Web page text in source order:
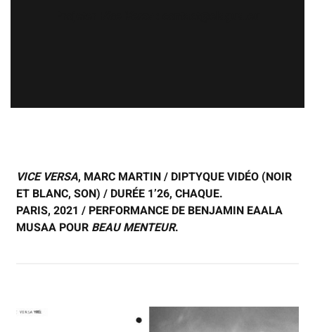
VICE VERSA, MARC MARTIN / DIPTYQUE VIDÉO (NOIR
ET BLANC, SON) / DURÉE 1’26, CHAQUE.
PARIS, 2021 / PERFORMANCE DE BENJAMIN EAALA
MUSAA POUR BEAU MENTEUR.